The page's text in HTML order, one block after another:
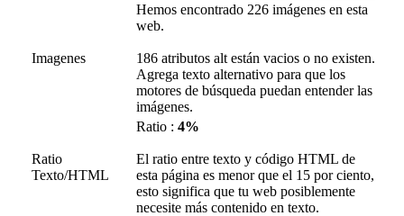
Imagenes
Hemos encontrado 226 imágenes en esta
web.
186 atributos alt están vacios o no existen.
Agrega texto alternativo para que los
motores de búsqueda puedan entender las
imágenes.
Ratio
Texto/HTML
Ratio : 4%
El ratio entre texto y código HTML de
esta página es menor que el 15 por ciento,
esto significa que tu web posiblemente
necesite más contenido en texto.